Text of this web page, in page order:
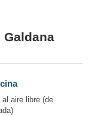
al aire libre (de